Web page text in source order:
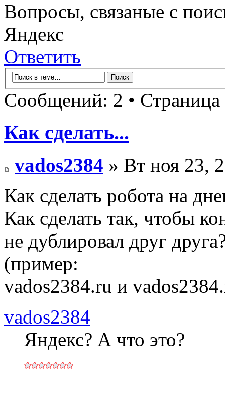
Вопросы, связаные с
Яндекс
Ответить
Сообщений: 2 • Страница
Как сделать...
vados2384 » Вт ноя 23,
Как сделать робота на
Как сделать так, чтобы
не дублировал друг
(пример:
vados2384.ru и
vados2384
Яндекс? А что это?